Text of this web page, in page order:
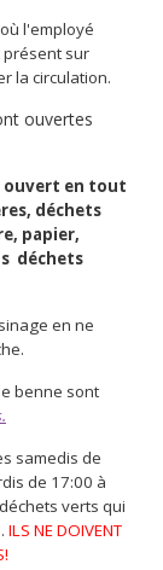
l'employé
présent sur
la circulation.
ouvertes
ouvert en tout
déchets
papier,
déchets
en ne
benne sont
samedis de
de 17:00 à
verts qui
ILS NE DOIVENT